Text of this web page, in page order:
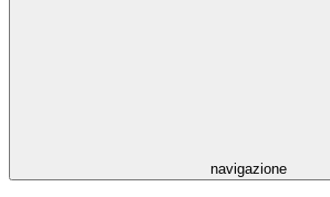
navigazione